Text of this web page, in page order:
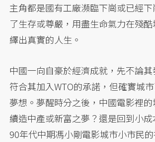
主角都是國有工廠瀕臨下崗或已經
了生存或尊嚴，用盡生命氣力在殘
繹出真實的人生。
中國一向自豪於經濟成就，先不論
符合其加入WTO的承諾，但確實城
夢想。夢醒時分之後，中國電影裡
續造中產或新富之夢？還是回到小
90年代中期馮小剛電影城市小市民